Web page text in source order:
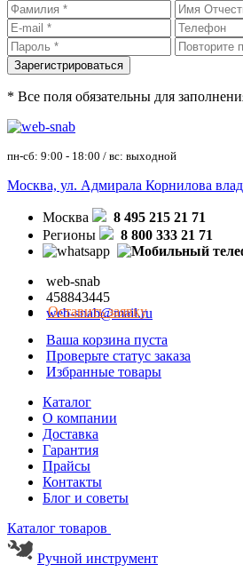
* Все поля обязательны для
пн-сб: 9:00 - 18:00 / вс: выходной
Москва, ул. Адмирала Корнилова
Москва
8 495 215 21 71
Регионы
8 800 333 21 71
web-snab
458843445
web-snab@mail.ru
Оставить заявку
Ваша корзина пуста
Проверьте статус заказа
Избранные товары
Каталог
О компании
Доставка
Гарантия
Прайсы
Контакты
Блог и советы
Каталог товаров
Ручной инструмент